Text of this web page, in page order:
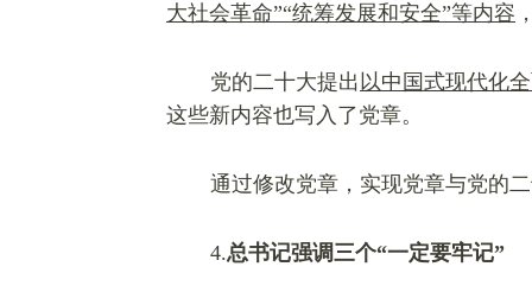
大社会革命”“统筹发展和安全”等内容
党的二十大提出 以中国式现代化
这些新内容也写入了党章。
通过修改党章，实现党章与党的
4.总书记强调三个“一定要牢记”